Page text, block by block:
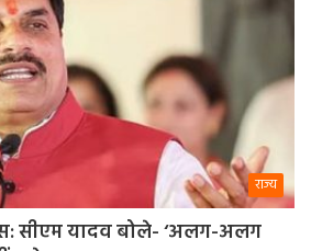
राज्य
सीएम यादव बोले- ‘अलग-अलग